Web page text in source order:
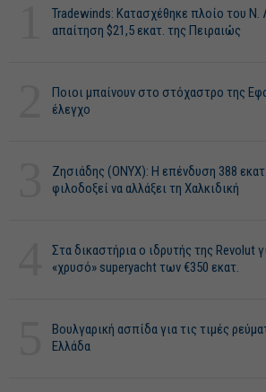
Tradewinds: Κατασχέθηκε πλοίο του Ν.
απαίτηση $21,5 εκατ. της Πειραιώς
Ποιοι μπαίνουν στο στόχαστρο της
έλεγχο
Ζησιάδης (ONYX): Η επένδυση 388
φιλοδοξεί να αλλάξει τη Χαλκιδική
Στα δικαστήρια ο ιδρυτής της Revolut
«χρυσό» superyacht των €350 εκατ.
Βουλγαρική ασπίδα για τις τιμές
Ελλάδα